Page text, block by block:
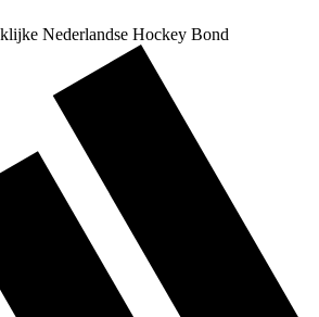
Nederlandse Hockey Bond